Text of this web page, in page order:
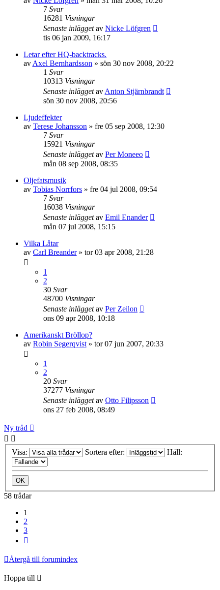
7 Svar
16281 Visningar
Senaste inläggetav Nicke Löfgren
tis 06 jan 2009, 16:17
Letar efter HQ-backtracks.
av Axel Bernhardsson » sön 30 nov 2008, 20:22
1 Svar
10313 Visningar
Senaste inläggetav Anton Stjärnbrandt
sön 30 nov 2008, 20:56
Ljudeffekter
av Terese Johansson » fre 05 sep 2008, 12:30
7 Svar
15921 Visningar
Senaste inläggetav Per Moneeo
mån 08 sep 2008, 08:35
Oljefatsmusik
av Tobias Norrfors » fre 04 jul 2008, 09:54
7 Svar
16038 Visningar
Senaste inläggetav Emil Enander
mån 07 jul 2008, 15:15
Vilka Låtar
av Carl Breander» tor 03 apr 2008, 21:28
1
2
30 Svar
48700 Visningar
Senaste inläggetav Per Zeilon
ons 09 apr 2008, 10:18
Amerikanskt Bröllop?
av Robin Segerqvist » tor 07 jun 2007, 20:33
1
2
20 Svar
37277 Visningar
Senaste inläggetav Otto Filipsson
ons 27 feb 2008, 08:49
Ny tråd
Visa: Sortera efter: Håll:
58 trådar
1
2
3
Återgå till forumindex
Hoppa till